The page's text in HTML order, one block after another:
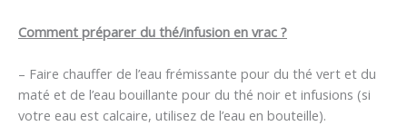
Comment préparer du thé/infusion en vrac ?
– Faire chauffer de l’eau frémissante pour du thé vert et du
maté et de l’eau bouillante pour du thé noir et infusions (si
votre eau est calcaire, utilisez de l’eau en bouteille).